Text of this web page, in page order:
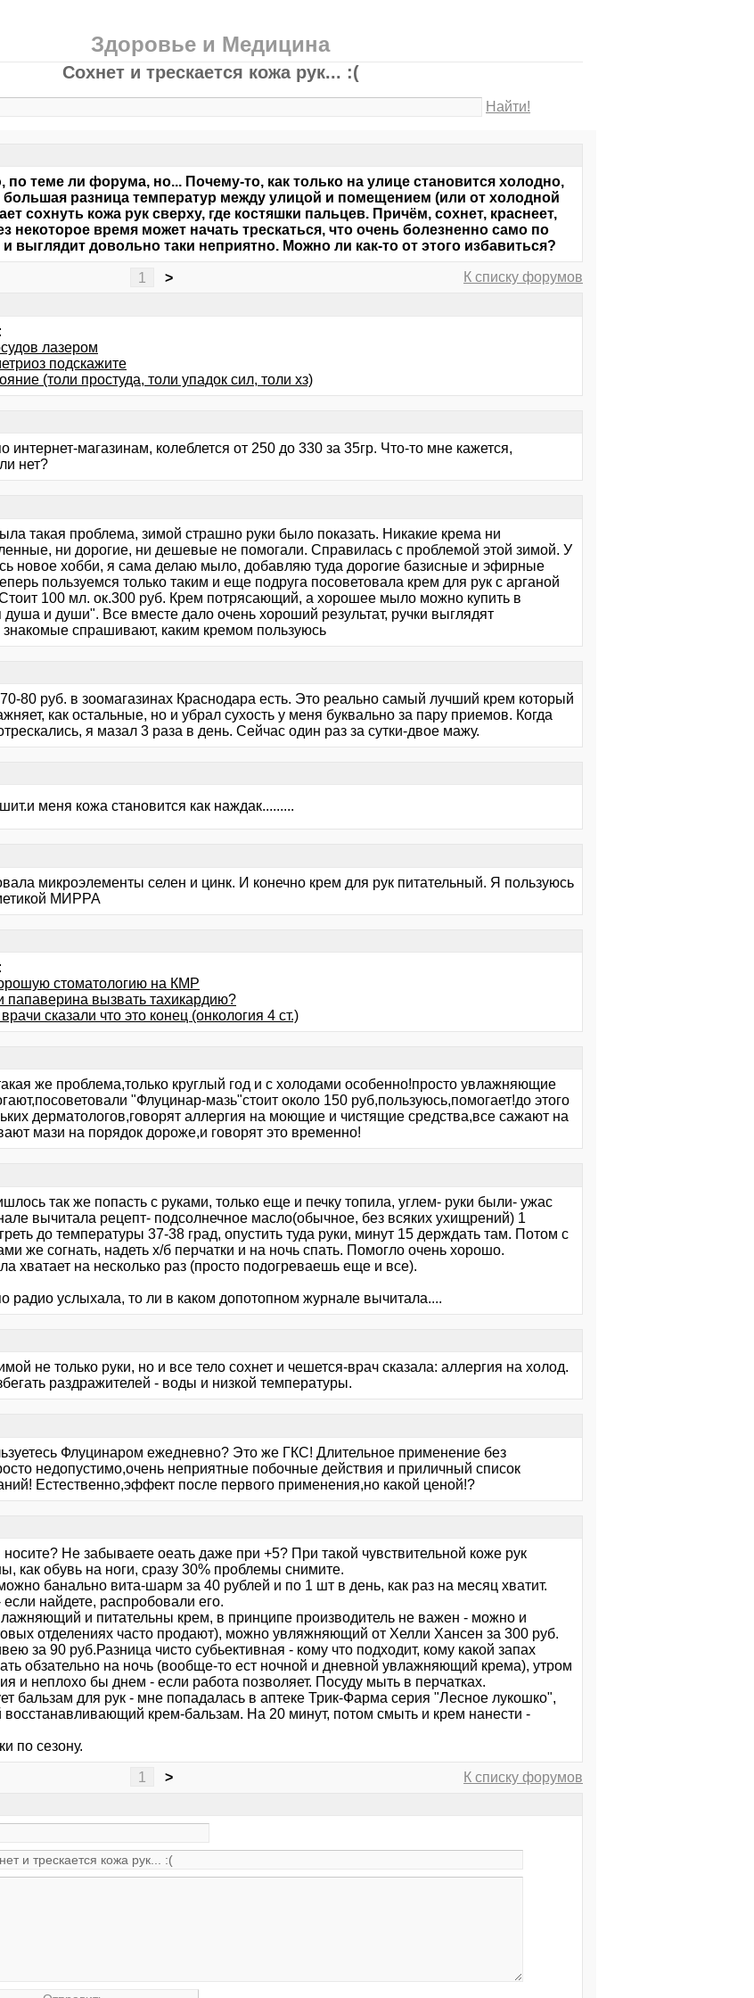
Здоровье и Медицина
Сохнет и трескается кожа рук... :(
Найти!
по теме ли форума, но... Почему-то, как только на улице становится холодно,
большая разница температур между улицой и помещением (или от холодной
сохнуть кожа рук сверху, где костяшки пальцев. Причём, сохнет, краснеет,
некоторое время может начать трескаться, что очень болезненно само по
и выглядит довольно таки неприятно. Можно ли как-то от этого избавиться?
1 >
К списку форумов
лазером
подскажите
(толи простуда, толи упадок сил, толи хз)
интернет-магазинам, колеблется от 250 до 330 за 35гр. Что-то мне кажется,
нет?
такая проблема, зимой страшно руки было показать. Никакие крема ни
ни дорогие, ни дешевые не помогали. Справилась с проблемой этой зимой. У
новое хобби, я сама делаю мыло, добавляю туда дорогие базисные и эфирные
пользуемся только таким и еще подруга посоветовала крем для рук с арганой
100 мл. ок.300 руб. Крем потрясающий, а хорошее мыло можно купить в
душа и души". Все вместе дало очень хороший результат, ручки выглядят
знакомые спрашивают, каким кремом пользуюсь
70-80 руб. в зоомагазинах Краснодара есть. Это реально самый лучший крем который
как остальные, но и убрал сухость у меня буквально за пару приемов. Когда
я мазал 3 раза в день. Сейчас один раз за сутки-двое мажу.
меня кожа становится как наждак.........
микроэлементы селен и цинк. И конечно крем для рук питательный. Я пользуюсь
МИРРА
стоматологию на КМР
папаверина вызвать тахикардию?
сказали что это конец (онкология 4 ст.)
же проблема,только круглый год и с холодами особенно!просто увлажняющие
"Флуцинар-мазь"стоит около 150 руб,пользуюсь,помогает!до этого
дерматологов,говорят аллергия на моющие и чистящие средства,все сажают на
мази на порядок дороже,и говорят это временно!
так же попасть с руками, только еще и печку топила, углем- руки были- ужас
вычитала рецепт- подсолнечное масло(обычное, без всяких ухищрений) 1
до температуры 37-38 град, опустить туда руки, минут 15 держдать там. Потом с
же согнать, надеть х/б перчатки и на ночь спать. Помогло очень хорошо.
хватает на несколько раз (просто подогреваешь еще и все).
радио услыхала, то ли в каком допотопном журнале вычитала....
не только руки, но и все тело сохнет и чешется-врач сказала: аллергия на холод.
раздражителей - воды и низкой температуры.
Флуцинаром ежедневно? Это же ГКС! Длительное применение без
недопустимо,очень неприятные побочные действия и приличный список
Естественно,эффект после первого применения,но какой ценой!?
Не забываете оеать даже при +5? При такой чувствительной коже рук
как обувь на ноги, сразу 30% проблемы снимите.
банально вита-шарм за 40 рублей и по 1 шт в день, как раз на месяц хватит.
найдете, распробовали его.
и питательны крем, в принципе производитель не важен - можно и
отделениях часто продают), можно увляжняющий от Хелли Хансен за 300 руб.
за 90 руб.Разница чисто субьективная - кому что подходит, кому какой запах
обзательно на ночь (вообще-то ест ночной и дневной увлажняющий крема), утром
и неплохо бы днем - если работа позволяет. Посуду мыть в перчатках.
бальзам для рук - мне попадалась в аптеке Трик-Фарма серия "Лесное лукошко",
крем-бальзам. На 20 минут, потом смыть и крем нанести -
по сезону.
1 >
К списку форумов